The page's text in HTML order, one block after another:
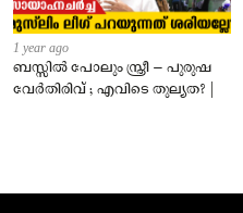
1 year ago
ബസ്സിൽ പോലും സ്ത്രീ – പുരുഷ
വേർതിരിവ് ; എവിടെ തുല്യത? |